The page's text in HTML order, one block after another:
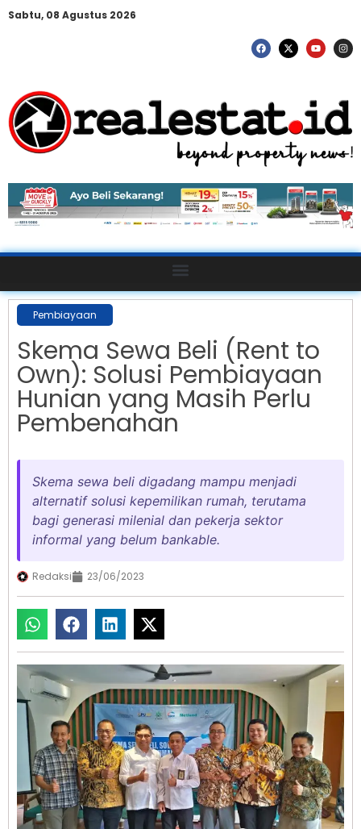
Sabtu, 08 Agustus 2026
Pembiayaan
Skema Sewa Beli (Rent to
Own): Solusi Pembiayaan
Hunian yang Masih Perlu
Pembenahan
Skema sewa beli digadang mampu menjadi
alternatif solusi kepemilikan rumah, terutama
bagi generasi milenial dan pekerja sektor
informal yang belum bankable.
Redaksi 23/06/2023